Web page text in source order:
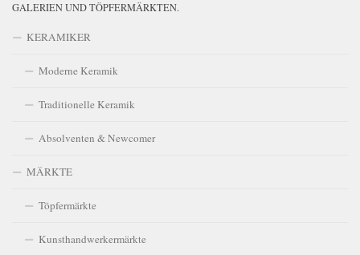
GALERIEN UND TÖPFERMÄRKTEN.
KERAMIKER
Moderne Keramik
Traditionelle Keramik
Absolventen & Newcomer
MÄRKTE
Töpfermärkte
Kunsthandwerkermärkte